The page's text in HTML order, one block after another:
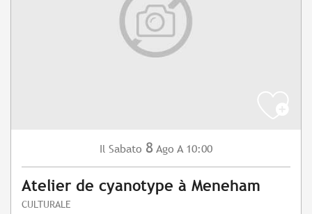
Il Sabato 8 Ago A 10:00
Atelier de cyanotype à Meneham
CULTURALE